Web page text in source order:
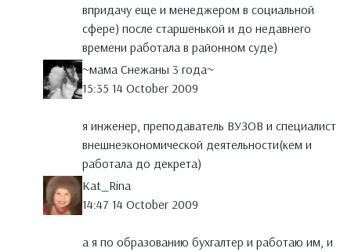
впридачу еще и менеджером в социальной
сфере) после старшенькой и до недавнего
времени работала в районном суде)
~мама Снежаны 3 года~
15:35 14 October 2009
я инженер, преподаватель ВУЗОВ и специалист
внешнеэкономической деятельности(кем и
работала до декрета)
Kat_Rina
14:47 14 October 2009
а я по образованию бухгалтер и работаю им, и